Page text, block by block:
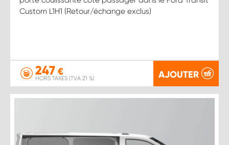
Custom L1H1 (Retour/échange exclus)
247 €
HORS TAXES (TVA 21 %) AJOUTER